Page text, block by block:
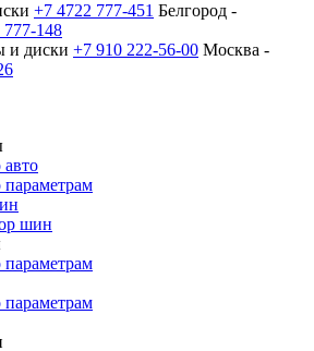
+7 4722 777-451 Белгород -
777-148
и диски +7 910 222-56-00 Москва -
шин